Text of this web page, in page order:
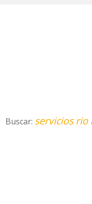
Buscar: servicios rio